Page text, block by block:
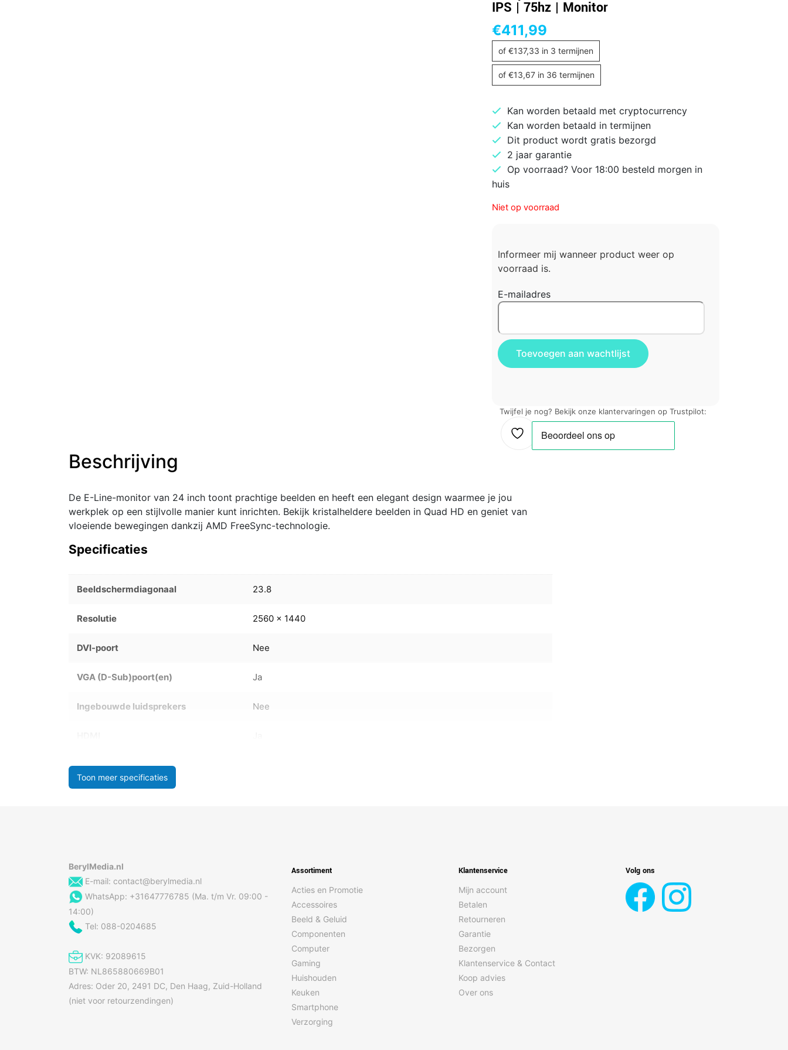
IPS | 75hz | Monitor
€411,99
of €137,33 in 3 termijnen
of €13,67in 36 termijnen
Kan worden betaald met cryptocurrency
Kan worden betaald in termijnen
Dit product wordt gratis bezorgd
2 jaar garantie
Op voorraad? Voor 18:00 besteld morgen in
huis
Niet op voorraad
Informeer mij wanneer product weer op
voorraad is.
E-mailadres
Twijfel je nog? Bekijk onze klantervaringen op Trustpilot:
Beschrijving
De E-Line-monitor van 24 inch toont prachtige beelden en heeft een elegant design waarmee je jou
werkplek op een stijlvolle manier kunt inrichten. Bekijk kristalheldere beelden in Quad HD en geniet van
vloeiende bewegingen dankzij AMD FreeSync-technologie.
Specificaties
Beeldschermdiagonaal 23.8
Resolutie 2560 x 1440
DVI-poort Nee
VGA (D-Sub)poort(en) Ja
Ingebouwde luidsprekers Nee
Toon meer specificaties
BerylMedia.nl
E-mail: contact@berylmedia.nl
WhatsApp: +31647776785 (Ma. t/m Vr. 09:00 -
14:00)
Tel: 088-0204685
KVK: 92089615
BTW: NL865880669B01
Adres: Oder 20, 2491 DC, Den Haag, Zuid-Holland
(niet voor retourzendingen)
Assortiment
Acties en Promotie
Accessoires
Beeld & Geluid
Componenten
Computer
Gaming
Huishouden
Keuken
Smartphone
Verzorging
Klantenservice
Mijn account
Betalen
Retourneren
Garantie
Bezorgen
Klantenservice & Contact
Koop advies
Over ons
Volg ons